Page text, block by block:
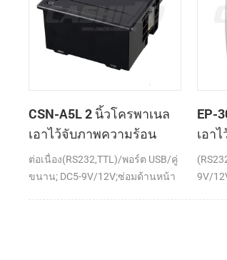
CSN-A5L 2 นิ้วโครพาเนล
เอาไว้จับภาพความร้อน
ทำการเมานท์ใบเสร็จของ
เครื่องพิมพ์
ต่อเนื่อง(RS232,TTL)/พอร์ต USB/คู่
ขนาน; DC5-9V/12V;ซ่อมด้านหน้า
EP-
เอา
ทำก
เครื่
9V/